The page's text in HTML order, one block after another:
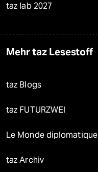
taz lab 2027
Mehr taz Lesestoff
taz Blogs
taz FUTURZWEI
Le Monde diplomatique
taz Archiv